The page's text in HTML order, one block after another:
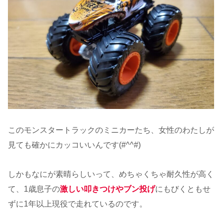
このモンスタートラックのミニカーたち、女性のわたしが
見ても確かにカッコいいんです(#^^#)
しかもなにが素晴らしいって、めちゃくちゃ耐久性が高く
て、1歳息子の激しい叩きつけやブン投げにもびくともせ
ずに1年以上現役で走れているのです。